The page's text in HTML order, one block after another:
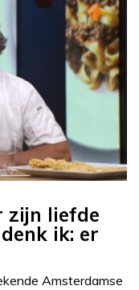
zijn liefde
ik: er
Amsterdamse